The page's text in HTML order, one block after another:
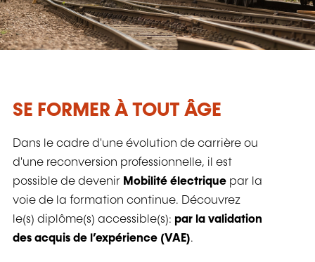
SE FORMER À TOUT ÂGE
Dans le cadre d'une évolution de carrière ou
d'une reconversion professionnelle, il est
possible de devenir Mobilité électrique par la
voie de la formation continue. Découvrez
le(s) diplôme(s) accessible(s): par la validation
des acquis de l’expérience (VAE).